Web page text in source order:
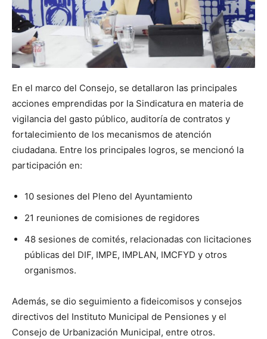
En el marco del Consejo, se detallaron las principales
acciones emprendidas por la Sindicatura en materia de
vigilancia del gasto público, auditoría de contratos y
fortalecimiento de los mecanismos de atención
ciudadana. Entre los principales logros, se mencionó la
participación en:
10 sesiones del Pleno del Ayuntamiento
21 reuniones de comisiones de regidores
48 sesiones de comités, relacionadas con licitaciones
públicas del DIF, IMPE, IMPLAN, IMCFYD y otros
organismos.
Además, se dio seguimiento a fideicomisos y consejos
directivos del Instituto Municipal de Pensiones y el
Consejo de Urbanización Municipal, entre otros.